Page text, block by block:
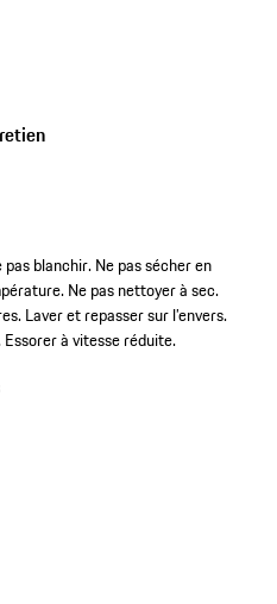
blanchir. Ne pas sécher en
Ne pas nettoyer à sec.
Laver et repasser sur l’envers.
Essorer à vitesse réduite.